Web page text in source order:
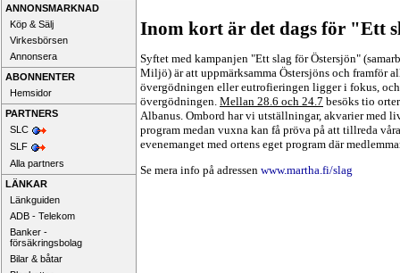
ANNONSMARKNAD
Köp & Sälj
Virkesbörsen
Annonsera
ABONNENTER
Hemsidor
PARTNERS
SLC
SLF
Alla partners
LÄNKAR
Länkguiden
ADB - Telekom
Banker -
försäkringsbolag
Bilar & båtar
Inom kort är det dags för "Ett
Syftet med kampanjen "Ett slag för Östersjön"
Miljö) är att uppmärksamma Östersjöns och framför
övergödningen eller eutrofieringen ligger i fokus,
övergödningen. Mellan 28.6 och 24.7 besöks tio
Albanus. Ombord har vi utställningar, akvarier med
program medan vuxna kan få pröva på att tillreda
evenemanget med ortens eget program där
Se mera info på adressen www.martha.fi/slag